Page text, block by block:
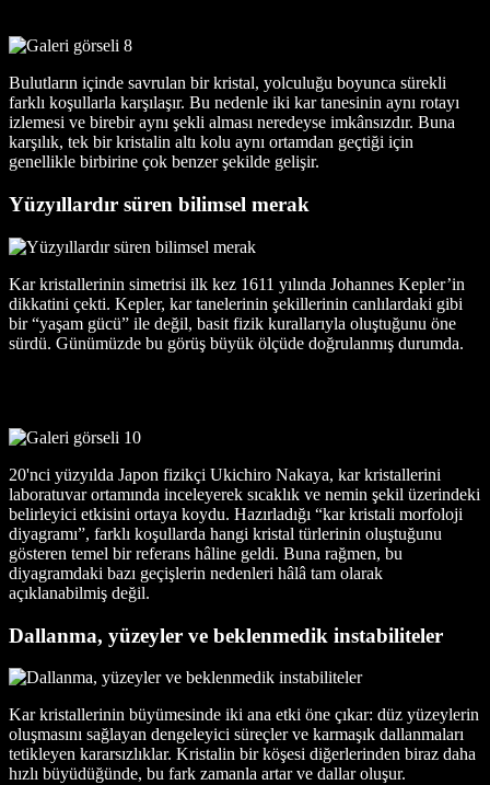
Bulutların içinde savrulan bir kristal, yolculuğu boyunca sürekli
farklı koşullarla karşılaşır. Bu nedenle iki kar tanesinin aynı rotayı
izlemesi ve birebir aynı şekli alması neredeyse imkânsızdır. Buna
karşılık, tek bir kristalin altı kolu aynı ortamdan geçtiği için
genellikle birbirine çok benzer şekilde gelişir.
Yüzyıllardır süren bilimsel merak
Kar kristallerinin simetrisi ilk kez 1611 yılında Johannes Kepler’in
dikkatini çekti. Kepler, kar tanelerinin şekillerinin canlılardaki gibi
bir “yaşam gücü” ile değil, basit fizik kurallarıyla oluştuğunu öne
sürdü. Günümüzde bu görüş büyük ölçüde doğrulanmış durumda.
20'nci yüzyılda Japon fizikçi Ukichiro Nakaya, kar kristallerini
laboratuvar ortamında inceleyerek sıcaklık ve nemin şekil üzerindeki
belirleyici etkisini ortaya koydu. Hazırladığı “kar kristali morfoloji
diyagramı”, farklı koşullarda hangi kristal türlerinin oluştuğunu
gösteren temel bir referans hâline geldi. Buna rağmen, bu
diyagramdaki bazı geçişlerin nedenleri hâlâ tam olarak
açıklanabilmiş değil.
Dallanma, yüzeyler ve beklenmedik instabiliteler
Kar kristallerinin büyümesinde iki ana etki öne çıkar: düz yüzeylerin
oluşmasını sağlayan dengeleyici süreçler ve karmaşık dallanmaları
tetikleyen kararsızlıklar. Kristalin bir köşesi diğerlerinden biraz daha
hızlı büyüdüğünde, bu fark zamanla artar ve dallar oluşur.